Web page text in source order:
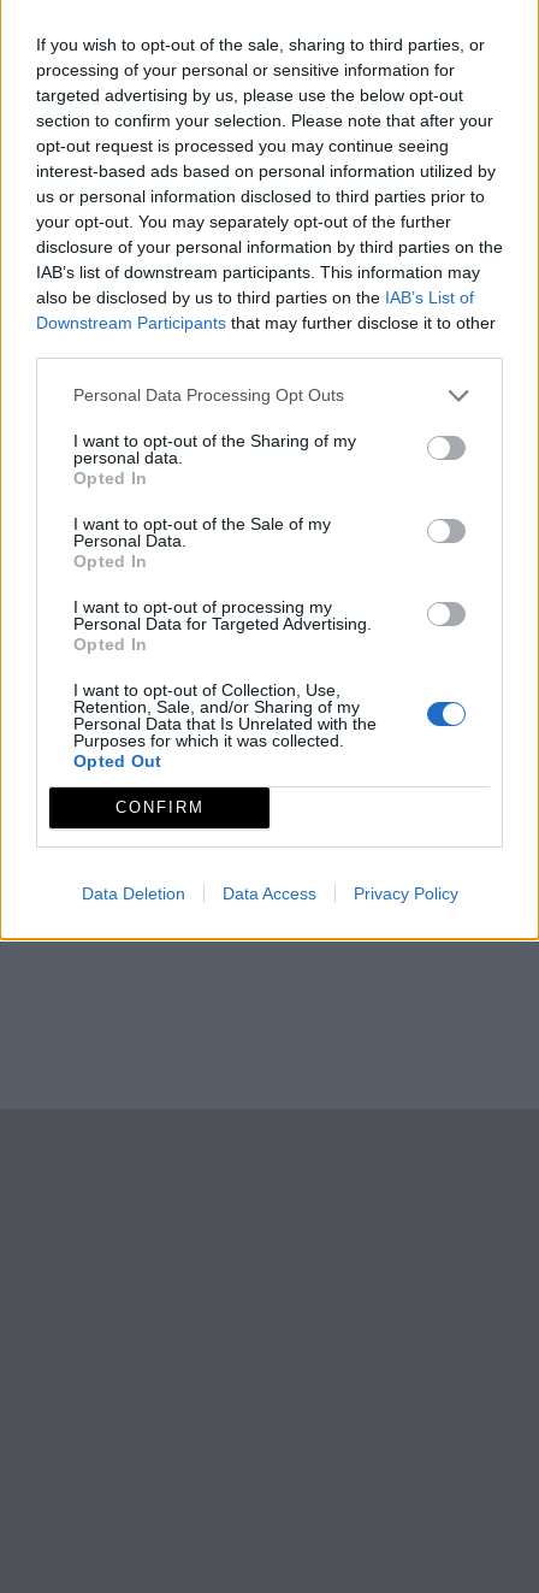
If you wish to opt-out of the sale, sharing to third parties, or
processing of your personal or sensitive information for
targeted advertising by us, please use the below opt-out
section to confirm your selection. Please note that after your
opt-out request is processed you may continue seeing
interest-based ads based on personal information utilized by
us or personal information disclosed to third parties prior to
your opt-out. You may separately opt-out of the further
disclosure of your personal information by third parties on the
IAB’s list of downstream participants. This information may
also be disclosed by us to third parties on the IAB’s List of
Downstream Participants that may further disclose it to other
Personal Data Processing Opt Outs
I want to opt-out of the Sharing of my
personal data.
Opted In
I want to opt-out of the Sale of my
Personal Data.
Opted In
I want to opt-out of processing my
Personal Data for Targeted Advertising.
Opted In
I want to opt-out of Collection, Use,
Retention, Sale, and/or Sharing of my
Personal Data that Is Unrelated with the
Purposes for which it was collected.
Opted Out
CONFIRM
Data Deletion Data Access Privacy Policy
Juan Gómez de Mora y José Villareal. Las obras de la
Iglesia se dieron por terminadas después de la muerte
de Mora, en 1611, de ella, sólo se edificó la cabecera y la
tercera parte de su única nave; las de la Sacristía
concluyeron en 1617.
Del interior destacan como elementos decorativos
paneles de azulejos planos pintados que decoran los
muros de la Iglesia y la Sacristía, son de tema sacro.
Todos ellos debieron formar parte de un conjunto
realizado, seguramente, para otro edificio, pues su
es la originaria. Las imágenes representan escenas del
Antiguo y Nuevo Testamento. El lenguaje empleado
para todos ellos es expresivo, esencial y claro. Fuente:
Mapa